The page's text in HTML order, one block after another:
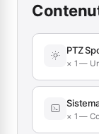
PTZ
× 1 —
× 1 —